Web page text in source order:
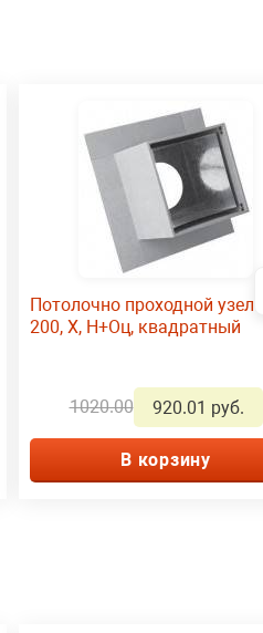
Потолочно проходной узел ф
200, Х, Н+Оц, квадратный
1020.00 920.01 руб.
В корзину